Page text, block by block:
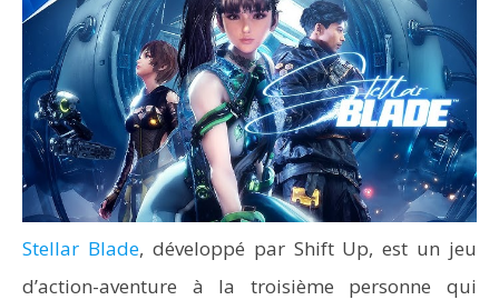
Stellar Blade, développé par Shift Up, est un jeu
d’action-aventure à la troisième personne qui